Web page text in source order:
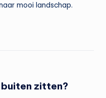
mooi landschap.
zitten?